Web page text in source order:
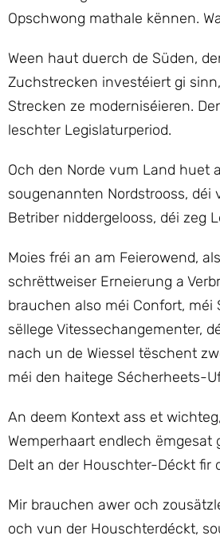
Opschwong mathale kënnen.
Ween haut duerch de Süden,
Zuchstrecken investéiert gi
Strecken ze moderniséieren.
leschter Legislaturperiod.
Och den Norde vum Land huet
sougenannten Nordstrooss,
Betriber niddergelooss, déi zeg
Moies fréi an am Feierowend,
schrëttweiser Erneierung a
brauchen also méi Confort, méi
sëllege Vitessechangementer,
nach un de Wiessel tëschent
méi den haitege Sécherheets-
An deem Kontext ass et
Wemperhaart endlech ëmgesat
Delt an der Houschter-Déckt fir
Mir brauchen awer och
och vun der Houschterdéckt,